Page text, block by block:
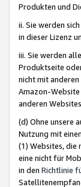
Produkten und
ii. Sie werden
in dieser Lizenz
iii. Sie werden
Produktseite
nicht mit
Amazon-
anderen
(d) Ohne unsere
Nutzung mit
(1) Websites, die
eine nicht für
in den Richtlinie